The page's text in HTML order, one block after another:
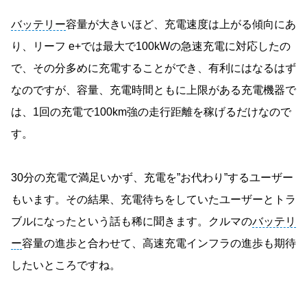
バッテリー容量が大きいほど、充電速度は上がる傾向にあ
り、リーフ e+では最大で100kWの急速充電に対応したの
で、その分多めに充電することができ、有利にはなるはず
なのですが、容量、充電時間ともに上限がある充電機器で
は、1回の充電で100km強の走行距離を稼げるだけなので
す。
30分の充電で満足いかず、充電を”お代わり”するユーザー
もいます。その結果、充電待ちをしていたユーザーとトラ
ブルになったという話も稀に聞きます。クルマのバッテリ
ー容量の進歩と合わせて、高速充電インフラの進歩も期待
したいところですね。